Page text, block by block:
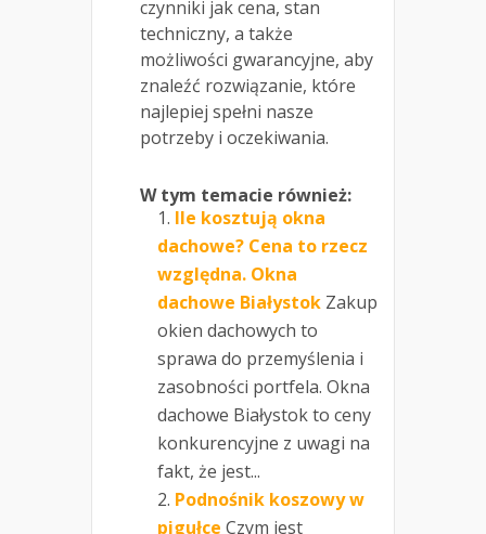
czynniki jak cena, stan
techniczny, a także
możliwości gwarancyjne, aby
znaleźć rozwiązanie, które
najlepiej spełni nasze
potrzeby i oczekiwania.
W tym temacie również:
Ile kosztują okna
dachowe? Cena to rzecz
względna. Okna
dachowe Białystok Zakup
okien dachowych to
sprawa do przemyślenia i
zasobności portfela. Okna
dachowe Białystok to ceny
konkurencyjne z uwagi na
fakt, że jest...
Podnośnik koszowy w
pigułce Czym jest